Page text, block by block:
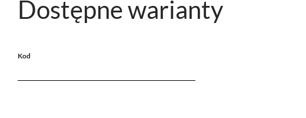
Dostępne warianty
Kod